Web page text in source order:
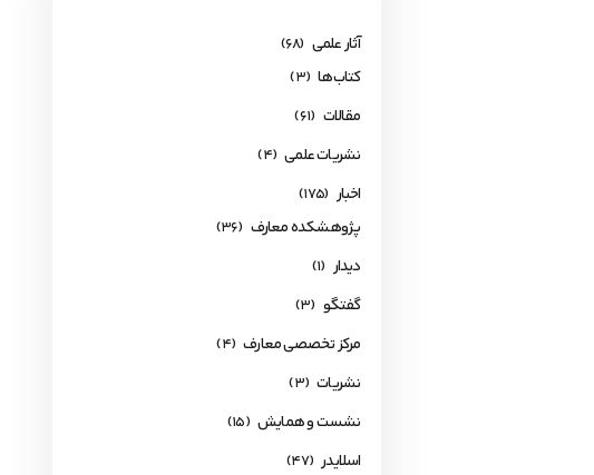
آثار علمی (68)
کتاب‌ها (3)
مقالات (61)
نشریات علمی (4)
اخبار (175)
پژوهشکده معارف (36)
دیدار (1)
گفتگو (3)
مرکز تخصصی معارف (4)
نشریات (3)
نشست و همایش (15)
اسلایدر (47)